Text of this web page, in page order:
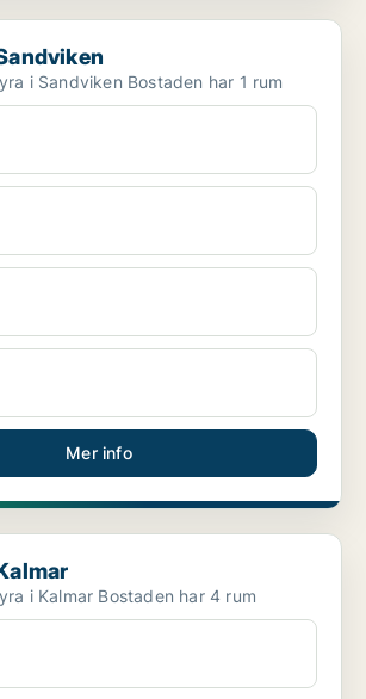
Lägenhet att hyra i Sandviken Bostaden har 1 rum
Mer info
Lägenhet att hyra i Kalmar Bostaden har 4 rum